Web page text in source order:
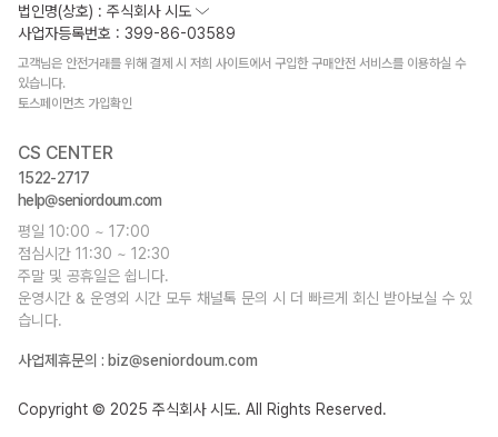
법인명(상호) : 주식회사 시도
사업자등록번호 : 399-86-03589
고객님은 안전거래를 위해 결제 시 저희 사이트에서 구입한 구매안전 서비스를 이용하실 수
있습니다.
토스페이먼츠 가입확인
CS CENTER
1522-2717
help@seniordoum.com
평일 10:00 ~ 17:00
점심시간 11:30 ~ 12:30
주말 및 공휴일은 쉽니다.
운영시간 & 운영외 시간 모두 채널톡 문의 시 더 빠르게 회신 받아보실 수 있
습니다.
사업제휴문의 : biz@seniordoum.com
Copyright © 2025 주식회사 시도. All Rights Reserved.